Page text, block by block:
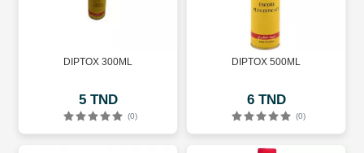
DIPTOX 300ML
5 TND
(0)
DIPTOX 500ML
6 TND
(0)